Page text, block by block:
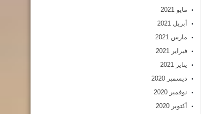
مايو 2021
أبريل 2021
مارس 2021
فبراير 2021
يناير 2021
ديسمبر 2020
نوفمبر 2020
أكتوبر 2020